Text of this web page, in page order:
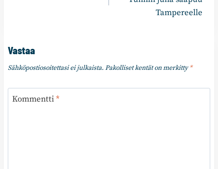
Tampereelle
Vastaa
Sähköpostiosoitettasi ei julkaista. Pakolliset kentät on merkitty*
Kommentti*